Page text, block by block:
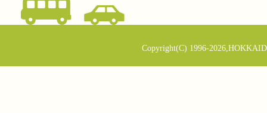
Copyright(C) 1996-